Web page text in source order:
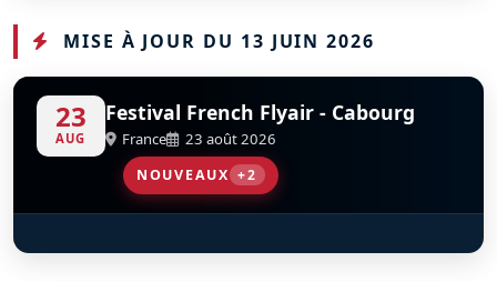
MISE À JOUR DU 13 JUIN 2026
23
AUG
Festival French Flyair - Cabourg
France 23 août 2026
NOUVEAUX +2
A400M Tactical Display
Patrouille De France